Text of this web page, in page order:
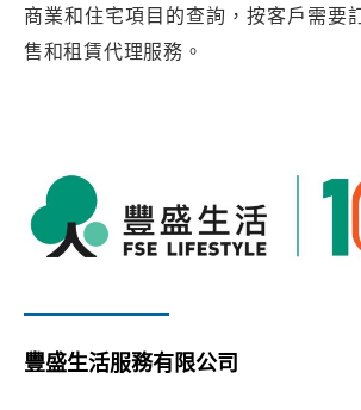
商業和住宅項目的查詢，按客戶需要
售和租賃代理服務。
豐盛生活服務有限公司